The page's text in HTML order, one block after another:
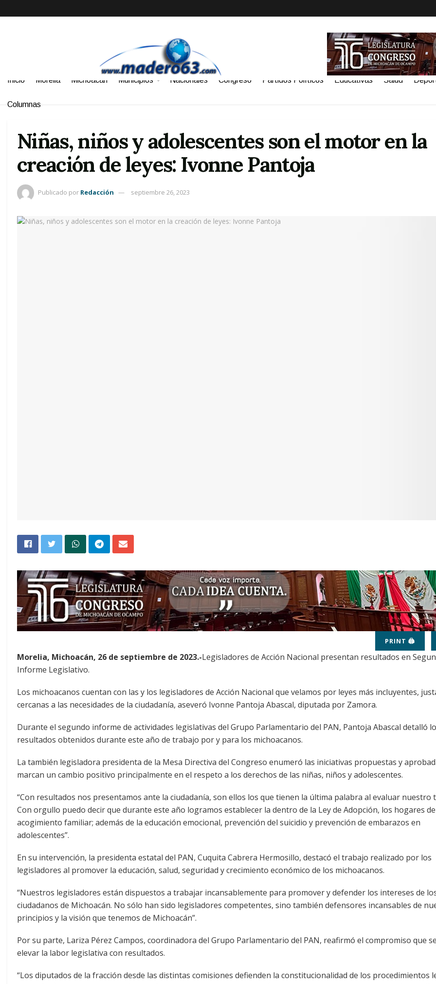
Inicio Morelia Michoacán Municipios Nacionales Congreso Partidos Políticos Educativas Salud
Columnas
Niñas, niños y adolescentes son el motor en la
creación de leyes: Ivonne Pantoja
Publicado por Redacción septiembre 26, 2023
PRINT 🖨
Morelia, Michoacán, 26 de septiembre de 2023.-Legisladores de Acción Nacional presentan resultados en
Informe Legislativo.
Los michoacanos cuentan con las y los legisladores de Acción Nacional que velamos por leyes más incluyentes,
cercanas a las necesidades de la ciudadanía, aseveró Ivonne Pantoja Abascal, diputada por Zamora.
Durante el segundo informe de actividades legislativas del Grupo Parlamentario del PAN, Pantoja Abascal detalló
resultados obtenidos durante este año de trabajo por y para los michoacanos.
La también legisladora presidenta de la Mesa Directiva del Congreso enumeró las iniciativas propuestas y
marcan un cambio positivo principalmente en el respeto a los derechos de las niñas, niños y adolescentes.
“Con resultados nos presentamos ante la ciudadanía, son ellos los que tienen la última palabra al evaluar nuestro
Con orgullo puedo decir que durante este año logramos establecer la dentro de la Ley de Adopción, los hogares de
acogimiento familiar; además de la educación emocional, prevención del suicidio y prevención de embarazos en
adolescentes”.
En su intervención, la presidenta estatal del PAN, Cuquita Cabrera Hermosillo, destacó el trabajo realizado por los
legisladores al promover la educación, salud, seguridad y crecimiento económico de los michoacanos.
“Nuestros legisladores están dispuestos a trabajar incansablemente para promover y defender los intereses de
ciudadanos de Michoacán. No sólo han sido legisladores competentes, sino también defensores incansables de
principios y la visión que tenemos de Michoacán”.
Por su parte, Lariza Pérez Campos, coordinadora del Grupo Parlamentario del PAN, reafirmó el compromiso que
elevar la labor legislativa con resultados.
“Los diputados de la fracción desde las distintas comisiones defienden la constitucionalidad de los procedimientos